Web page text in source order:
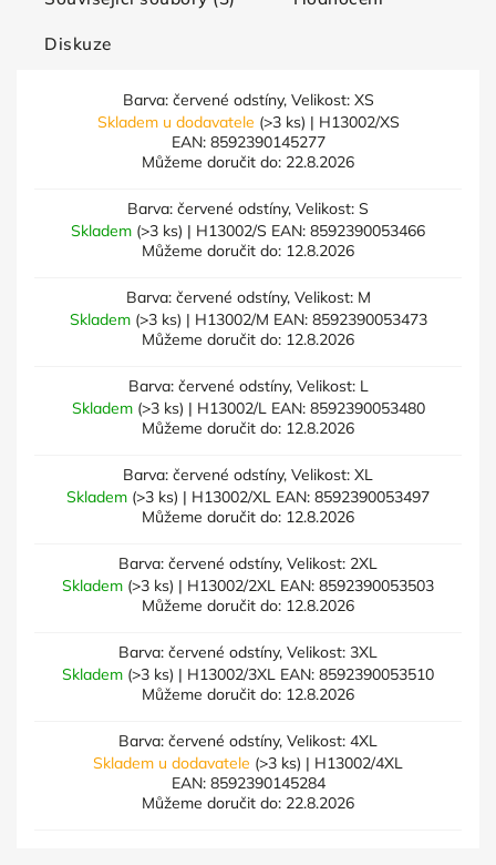
Diskuze
Barva: červené odstíny, Velikost: XS
Skladem u dodavatele (>3 ks) | H13002/XS
EAN: 8592390145277
Můžeme doručit do: 22.8.2026
Barva: červené odstíny, Velikost: S
Skladem (>3 ks) | H13002/S EAN: 8592390053466
Můžeme doručit do: 12.8.2026
Barva: červené odstíny, Velikost: M
Skladem (>3 ks) | H13002/M EAN: 8592390053473
Můžeme doručit do: 12.8.2026
Barva: červené odstíny, Velikost: L
Skladem (>3 ks) | H13002/L EAN: 8592390053480
Můžeme doručit do: 12.8.2026
Barva: červené odstíny, Velikost: XL
Skladem (>3 ks) | H13002/XL EAN: 8592390053497
Můžeme doručit do: 12.8.2026
Barva: červené odstíny, Velikost: 2XL
Skladem (>3 ks) | H13002/2XL EAN: 8592390053503
Můžeme doručit do: 12.8.2026
Barva: červené odstíny, Velikost: 3XL
Skladem (>3 ks) | H13002/3XL EAN: 8592390053510
Můžeme doručit do: 12.8.2026
Barva: červené odstíny, Velikost: 4XL
Skladem u dodavatele (>3 ks) | H13002/4XL
EAN: 8592390145284
Můžeme doručit do: 22.8.2026